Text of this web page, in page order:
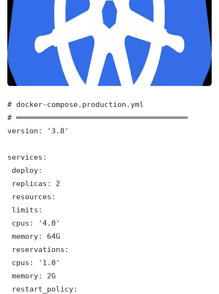
# docker-compose.production.yml
# ═══════════════════════════════════════
version: '3.8'
services:
deploy:
replicas: 2
resources:
limits:
cpus: '4.0'
memory: 64G
reservations:
cpus: '1.0'
memory: 2G
restart_policy: